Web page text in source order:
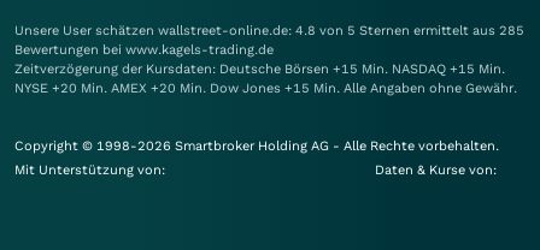
Unsere User schätzen wallstreet-online.de: 4.8 von 5 Sternen ermittelt aus 285
Bewertungen bei www.kagels-trading.de
Zeitverzögerung der Kursdaten: Deutsche Börsen +15 Min. NASDAQ +15 Min.
NYSE +20 Min. AMEX +20 Min. Dow Jones +15 Min. Alle Angaben ohne Gewähr.
Copyright © 1998-2026 Smartbroker Holding AG - Alle Rechte vorbehalten.
Mit Unterstützung von:
Daten & Kurse von: